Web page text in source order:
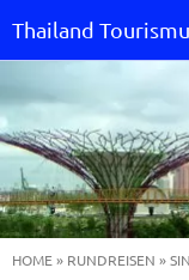
Thailand
HOME» RUNDREISEN »